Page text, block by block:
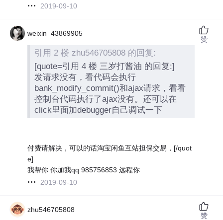
2019-09-10
weixin_43869905
引用 2 楼 zhu546705808 的回复:
[quote=引用 4 楼 三岁打酱油 的回复:]
发请求没有，看代码会执行
bank_modify_commit()和ajax请求，看看
控制台代码执行了ajax没有。还可以在
click里面加debugger自己调试一下
付费请解决，可以的话淘宝闲鱼互站担保交易，[/quot
e]
我帮你 你加我qq 985756853 远程你
2019-09-10
赞
zhu546705808
赞